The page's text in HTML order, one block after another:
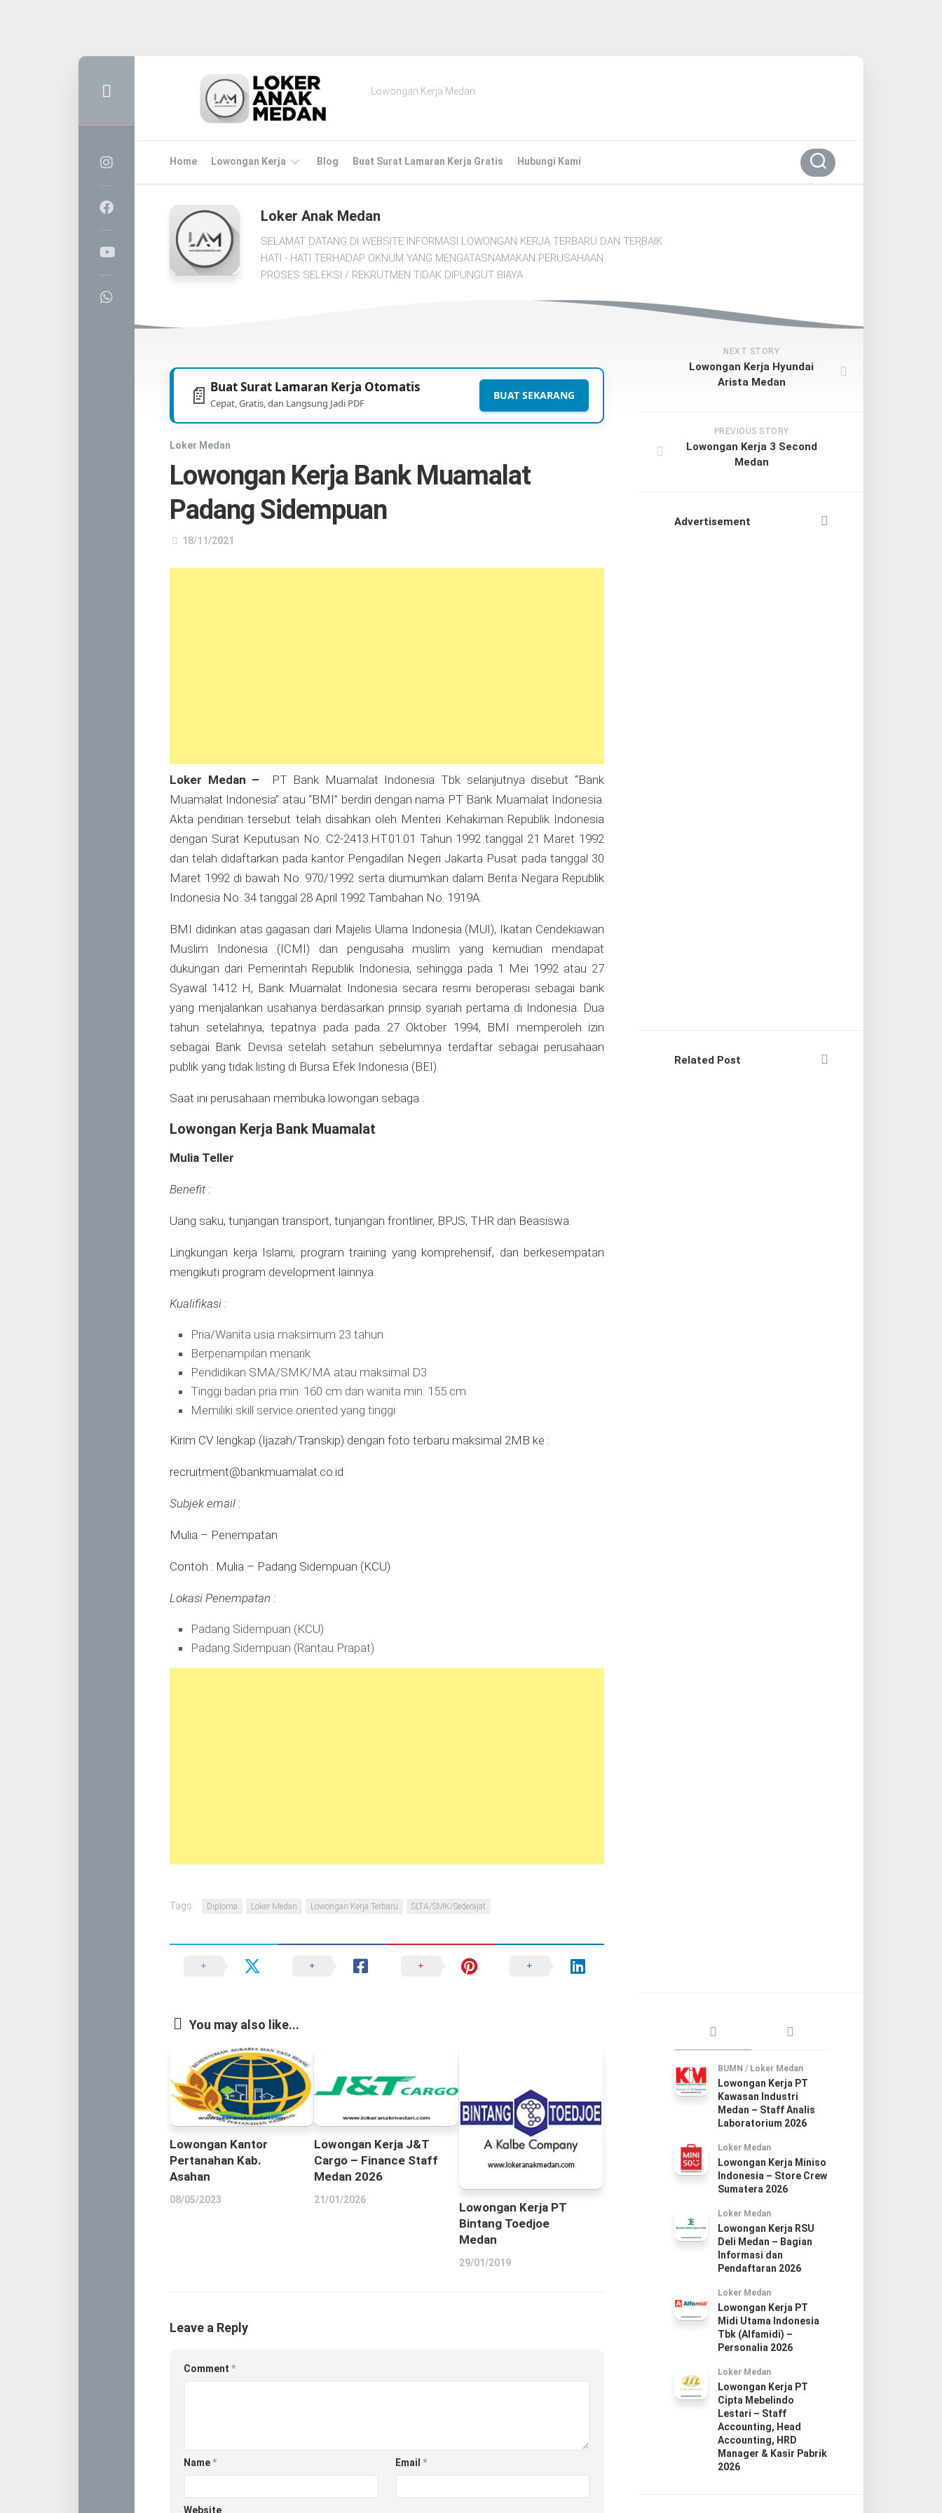
Lowongan Kerja Medan
Home Lowongan Kerja
MEDAN
CPNS
PPPK
Blog Buat Surat Lamaran Kerja Gratis Hubungi Kami
Loker Anak Medan
SELAMAT DATANG DI WEBSITE INFORMASI LOWONGAN KERJA TERBARU DAN TERBAIK
HATI - HATI TERHADAP OKNUM YANG MENGATASNAMAKAN PERUSAHAAN.
PROSES SELEKSI / REKRUTMEN TIDAK DIPUNGUT BIAYA
📄 Buat Surat Lamaran Kerja Otomatis
Cepat, Gratis, dan Langsung Jadi PDF
BUAT SEKARANG
Loker Medan
Lowongan Kerja Bank Muamalat
Padang Sidempuan
18/11/2021
Loker Medan –
PT Bank Muamalat Indonesia Tbk selanjutnya disebut “Bank
Muamalat Indonesia” atau “BMI” berdiri dengan nama PT Bank Muamalat Indonesia.
Akta pendirian tersebut telah disahkan oleh Menteri Kehakiman Republik Indonesia
dengan Surat Keputusan No. C2-2413.HT.01.01 Tahun 1992 tanggal 21 Maret 1992
dan telah didaftarkan pada kantor Pengadilan Negeri Jakarta Pusat pada tanggal 30
Maret 1992 di bawah No. 970/1992 serta diumumkan dalam Berita Negara Republik
Indonesia No. 34 tanggal 28 April 1992 Tambahan No. 1919A.
BMI didirikan atas gagasan dari Majelis Ulama Indonesia (MUI), Ikatan Cendekiawan
Muslim Indonesia (ICMI) dan pengusaha muslim yang kemudian mendapat
dukungan dari Pemerintah Republik Indonesia, sehingga pada 1 Mei 1992 atau 27
Syawal 1412 H, Bank Muamalat Indonesia secara resmi beroperasi sebagai bank
yang menjalankan usahanya berdasarkan prinsip syariah pertama di Indonesia. Dua
tahun setelahnya, tepatnya pada pada 27 Oktober 1994, BMI memperoleh izin
sebagai Bank Devisa setelah setahun sebelumnya terdaftar sebagai perusahaan
publik yang tidak listing di Bursa Efek Indonesia (BEI).
Saat ini perusahaan membuka lowongan sebaga :
Lowongan Kerja Bank Muamalat
Mulia Teller
Benefit :
Uang saku, tunjangan transport, tunjangan frontliner, BPJS, THR dan Beasiswa.
Lingkungan kerja Islami, program training yang komprehensif, dan berkesempatan
mengikuti program development lainnya.
Kualifikasi :
Pria/Wanita usia maksimum 23 tahun
Berpenampilan menarik
Pendidikan SMA/SMK/MA atau maksimal D3
Tinggi badan pria min. 160 cm dan wanita min. 155 cm
Memiliki skill service oriented yang tinggi
Kirim CV lengkap (Ijazah/Transkip) dengan foto terbaru maksimal 2MB ke :
recruitment@bankmuamalat.co.id
Subjek email :
Mulia – Penempatan
Contoh : Mulia – Padang Sidempuan (KCU)
Lokasi Penempatan :
Padang Sidempuan (KCU)
Padang Sidempuan (Rantau Prapat)
Tags: Diploma Loker Medan Lowongan Kerja Terbaru SLTA/SMK/Sederajat
You may also like...
Lowongan Kantor
Pertanahan Kab.
Asahan
08/05/2023
Lowongan Kerja J&T
Cargo – Finance Staff
Medan 2026
21/01/2026
Lowongan Kerja PT
Bintang Toedjoe
Medan
29/01/2019
Leave a Reply
Comment *
Name* Email *
Website
NEXT STORY
Lowongan Kerja Hyundai
Arista Medan
PREVIOUS STORY
Lowongan Kerja 3 Second
Medan
Advertisement
Related Post
BUMN / Loker Medan
Lowongan Kerja PT
Kawasan Industri
Medan – Staff Analis
Laboratorium 2026
Loker Medan
Lowongan Kerja Miniso
Indonesia – Store Crew
Sumatera 2026
Loker Medan
Lowongan Kerja RSU
Deli Medan – Bagian
Informasi dan
Pendaftaran 2026
Loker Medan
Lowongan Kerja PT
Midi Utama Indonesia
Tbk (Alfamidi) –
Personalia 2026
Loker Medan
Lowongan Kerja PT
Cipta Mebelindo
Lestari – Staff
Accounting, Head
Accounting, HRD
Manager & Kasir Pabrik
2026